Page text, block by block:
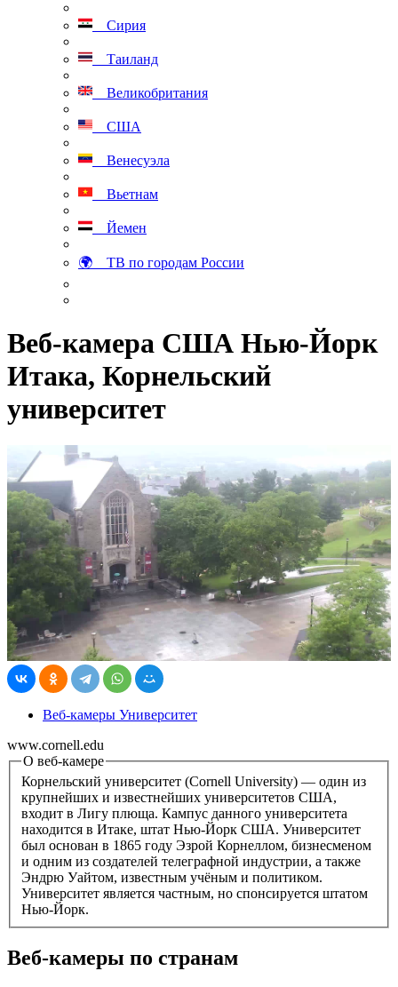
Сирия
Таиланд
Великобритания
США
Венесуэла
Вьетнам
Йемен
🌍 ТВ по городам России
Веб-камера США Нью-Йорк
Итака, Корнельский
университет
Веб-камеры Университет
www.cornell.edu
О веб-камере
Корнельский университет (Cornell University) — один из
крупнейших и известнейших университетов США,
входит в Лигу плюща. Кампус данного университета
находится в Итаке, штат Нью-Йорк США. Университет
был основан в 1865 году Эзрой Корнеллом, бизнесменом
и одним из создателей телеграфной индустрии, а также
Эндрю Уайтом, известным учёным и политиком.
Университет является частным, но спонсируется штатом
Нью-Йорк.
Веб-камеры по странам